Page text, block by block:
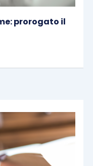
prorogato il